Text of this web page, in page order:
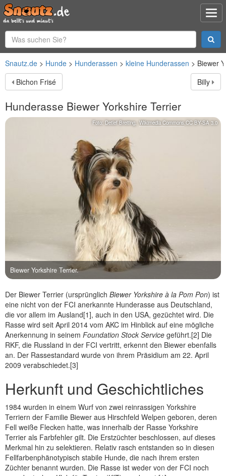
Snautz.de Hunde Hunderassen kleine Hunderassen
Biewer
Bichon Frisé
Billy
Hunderasse Biewer Yorkshire Terrier
Biewer Yorkshire Terrier.
Foto: Detlef Breiting, Wikimedia Commons,CC BY-SA 3.0
Der Biewer Terrier (ursprünglich Biewer Yorkshire à la Pom Pon) ist
eine nicht von der FCI anerkannte Hunderasse aus Deutschland,
die vor allem im Ausland[1], auch in den USA, gezüchtet wird. Die
Rasse wird seit April 2014 vom AKC im Hinblick auf eine mögliche
Anerkennung in seinem Foundation Stock Service geführt.[2] Die
RKF, die Russland in der FCI vertritt, erkennt den Biewer ebenfalls
an. Der Rassestandard wurde von ihrem Präsidium am 22. April
2009 verabschiedet.[3]
Herkunft und Geschichtliches
1984 wurden in einem Wurf von zwei reinrassigen Yorkshire
Terriern der Familie Biewer aus Hirschfeld Welpen geboren, deren
Fell weiße Flecken hatte, was innerhalb der Rasse Yorkshire
Terrier als Farbfehler gilt. Die Erstzüchter beschlossen, auf dieses
Merkmal hin zu selektieren. Relativ rasch entstanden so in diesen
Fellfarbenphänotypisch stabile Hunde, die nach ihrem ersten
Züchter benannt wurden. Die Rasse ist weder von der FCI noch